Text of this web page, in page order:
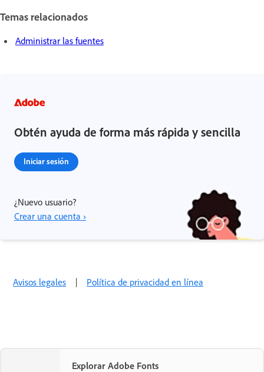
Temas relacionados
Administrar las fuentes
Obtén ayuda de forma más rápida y sencilla
Iniciar sesión
¿Nuevo usuario?
Crear una cuenta ›
Avisos legales | Política de privacidad en línea
Explorar Adobe Fonts